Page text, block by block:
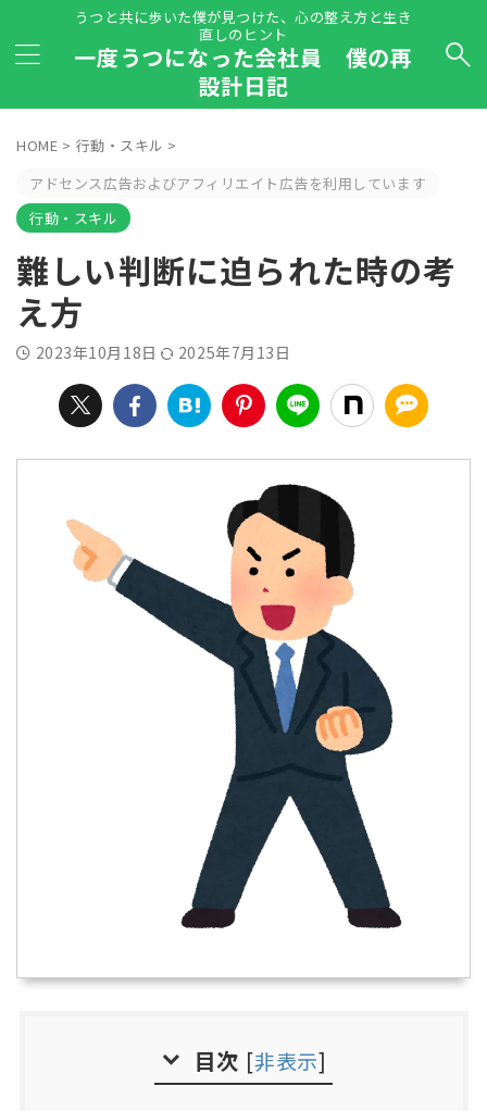
うつと共に歩いた僕が見つけた、心の整え方と生き
直しのヒント
一度うつになった会社員 僕の再
設計日記
HOME > 行動・スキル >
アドセンス広告およびアフィリエイト広告を利用しています
行動・スキル
難しい判断に迫られた時の考
え方
2023年10月18日 2025年7月13日
目次 [非表示]